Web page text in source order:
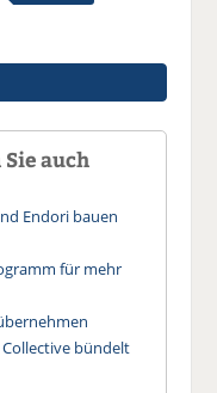
auch
Endori bauen
für mehr
bündelt